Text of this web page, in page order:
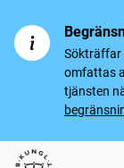
Sökträffar
omfattas
tjänsten